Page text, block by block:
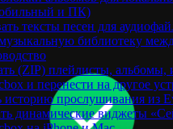
и ПК)
тексты песен для
библиотеку
(ZIP) плейлисты,
и перенести на другое
историю прослушивания из
динамические виджеты